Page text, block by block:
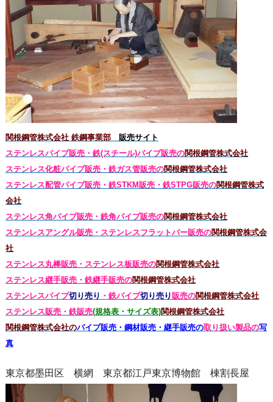
関根鋼管株式会社 鉄鋼事業部 販売サイト
ステンレスパイプ販売・鉄(スチール)パイプ販売の関根鋼管株式会社
ステンレス化粧パイプ販売・鉄ガス管販売の関根鋼管株式会社
ステンレス配管パイプ販売・鉄STKM販売・鉄STPG販売の関根鋼管株式
会社
ステンレス角パイプ販売・鉄角パイプ販売の関根鋼管株式会社
ステンレスアングル販売・ ステンレスフラットバー販売の関根鋼管株式会
社
ステンレス丸棒販売・ ステンレス板販売の関根鋼管株式会社
ステンレス継手販売・鉄継手販売の関根鋼管株式会社
ステンレスパイプ切り売り ・鉄パイプ切り売り 販売の関根鋼管株式会社
ステンレス販売・鉄販売(規格表・サイズ表)関根鋼管株式会社
関根鋼管株式会社のパイプ販売・鋼材販売・継手販売の取り扱い製品の写
真
東京都墨田区 横網 東京都江戸東京博物館 棟割長屋